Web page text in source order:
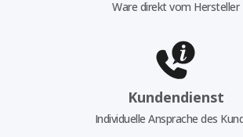
Ware direkt vom Hersteller
Kundendienst
Individuelle Ansprache des